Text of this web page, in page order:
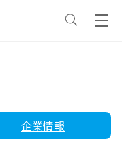
企業情報